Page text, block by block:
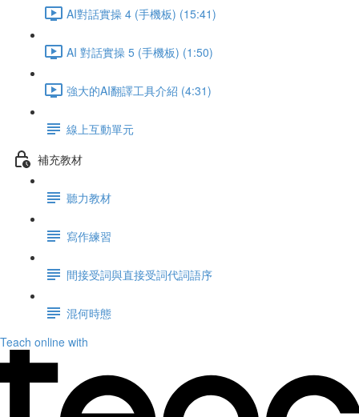
AI對話實操 4 (手機板) (15:41)
AI 對話實操 5 (手機板) (1:50)
強大的AI翻譯工具介紹 (4:31)
線上互動單元
補充教材
聽力教材
寫作練習
間接受詞與直接受詞代詞語序
混何時態
Teach online with